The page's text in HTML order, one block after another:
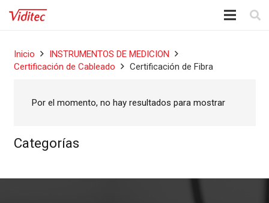
Inicio
INSTRUMENTOS DE MEDICION
Certificación de Cableado
Certificación de Fibra
Por el momento, no hay resultados para mostrar
Categorías